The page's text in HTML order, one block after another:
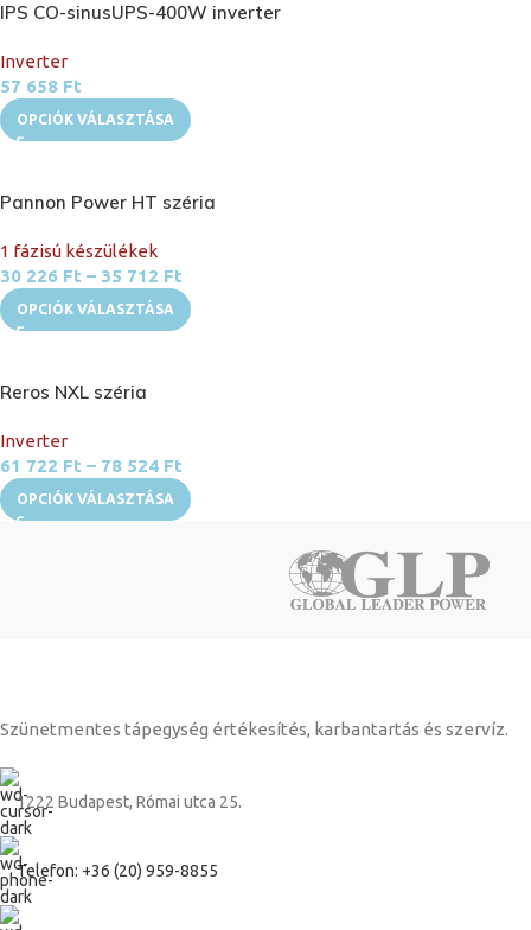
IPS CO-sinusUPS-400W inverter
Inverter
57 658 Ft
OPCIÓK VÁLASZTÁSA
Pannon Power HT széria
1 fázisú készülékek
30 226 Ft – 35 712 Ft
OPCIÓK VÁLASZTÁSA
Reros NXL széria
Inverter
61 722 Ft – 78 524 Ft
OPCIÓK VÁLASZTÁSA
Szünetmentes tápegység értékesítés, karbantartás és szervíz.
1222 Budapest, Római utca 25.
Telefon: +36 (20) 959-8855